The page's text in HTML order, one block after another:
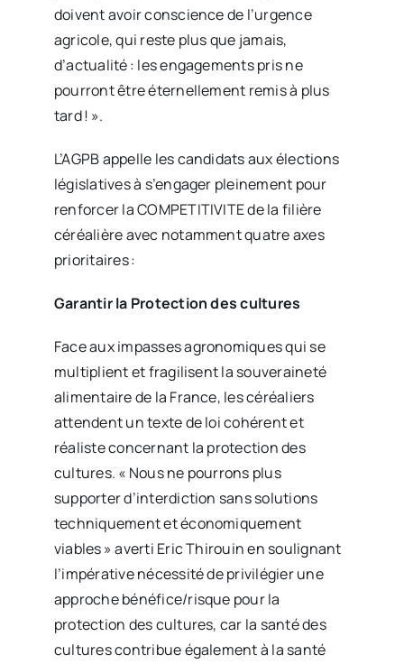
doivent avoir conscience de l’urgence
agricole, qui reste plus que jamais,
d’actualité : les engagements pris ne
pourront être éternellement remis à plus
tard ! ».
L’AGPB appelle les candidats aux élections
législatives à s’engager pleinement pour
renforcer la COMPETITIVITE de la filière
céréalière avec notamment quatre axes
prioritaires :
Garantir la Protection des cultures
Face aux impasses agronomiques qui se
multiplient et fragilisent la souveraineté
alimentaire de la France, les céréaliers
attendent un texte de loi cohérent et
réaliste concernant la protection des
cultures. « Nous ne pourrons plus
supporter d’interdiction sans solutions
techniquement et économiquement
viables » averti Eric Thirouin en soulignant
l’impérative nécessité de privilégier une
approche bénéfice/risque pour la
protection des cultures, car la santé des
cultures contribue également à la santé